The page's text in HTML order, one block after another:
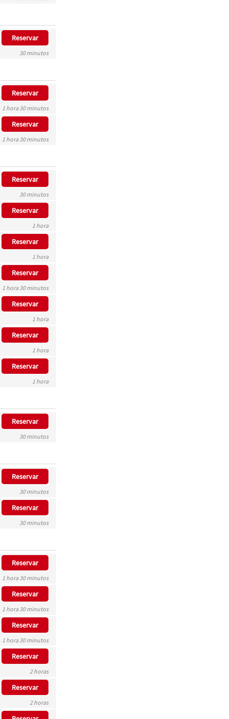
Reservar
30 minutos
Reservar
1 hora 30 minutos
Reservar
1 hora 30 minutos
Reservar
30 minutos
Reservar
1 hora
Reservar
1 hora
Reservar
1 hora 30 minutos
Reservar
1 hora
Reservar
1 hora
Reservar
1 hora
Reservar
30 minutos
Reservar
30 minutos
Reservar
30 minutos
Reservar
1 hora 30 minutos
Reservar
1 hora 30 minutos
Reservar
1 hora 30 minutos
Reservar
2 horas
Reservar
2 horas